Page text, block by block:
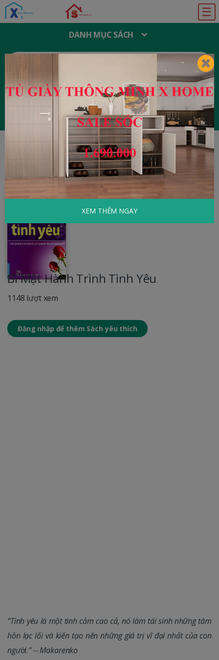
☰
DANH MỤC SÁCH
T
M
I
M
Đăng ký Đăng nhập
HOME Tâm Lý - Kỹ Năng Sống
Bí Mật
Hành Trình Tình Yêu
Bí Mật Hành Trình Tình Yêu
1148 lượt xem
Đăng nhập để thêm Sách yêu thích
“Tình yêu là một tình cảm cao cả, nó làm tái sinh những tâm
hồn lạc lối và kiến tạo nên những giá trị vĩ đại nhất của con
người.” -- Makarenko
XEM THÊM NGAY